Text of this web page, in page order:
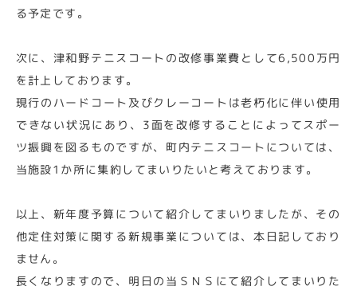
る予定です。
次に、津和野テニスコートの改修事業費として6,500万円
を計上しております。
現行のハードコート及びクレーコートは老朽化に伴い使用
できない状況にあり、3面を改修することによってスポー
ツ振興を図るものですが、町内テニスコートについては、
当施設1か所に集約してまいりたいと考えております。
以上、新年度予算について紹介してまいりましたが、その
他定住対策に関する新規事業については、本日記しており
ません。
長くなりますので、明日の当ＳＮＳにて紹介してまいりた